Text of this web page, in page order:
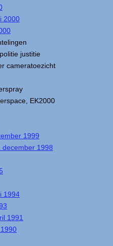
2000
justitie
cameratoezicht
EK2000
1999
december 1998
1994
1991